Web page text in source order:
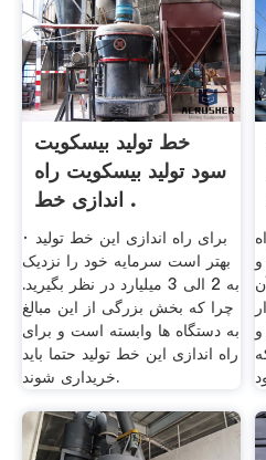
خط تولید بیسکویت
سود تولید بیسکویت راه
اندازی خط .
· برای راه اندازی این خط تولید
بهتر است سرمایه خود را نزدیک
به 2 الی 3 میلیارد در نظر بگیرید.
چرا که بخش بزرگی از این مبالغ
به دستگاه ها وابسته است و برای
راه اندازی این خط تولید حتما باید
خریداری شوند.